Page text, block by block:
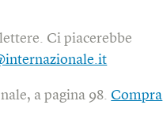
Ci piacerebbe
a pagina 98.Compra